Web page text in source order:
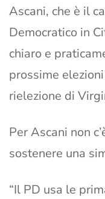
Ascani, che è il
Democratico in
chiaro e
prossime
rielezione di
Per Ascani non
sostenere una
“Il PD usa le